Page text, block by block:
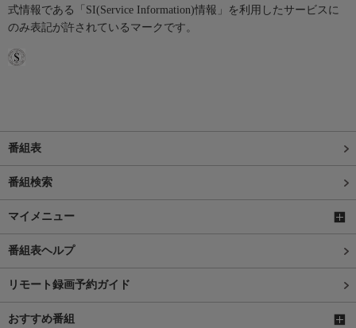
式情報である「SI(Service Information)情報」を利用したサービスに
のみ表記が許されているマークです。
番組表
番組検索
マイメニュー
番組表ヘルプ
リモート録画予約ガイド
おすすめ番組